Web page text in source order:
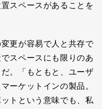
スペースがあることを
更が容易で人と共存で
スペースにも限りのあ
。「もともと、ユーザ
ーケットインの製品。
トという意味でも、私